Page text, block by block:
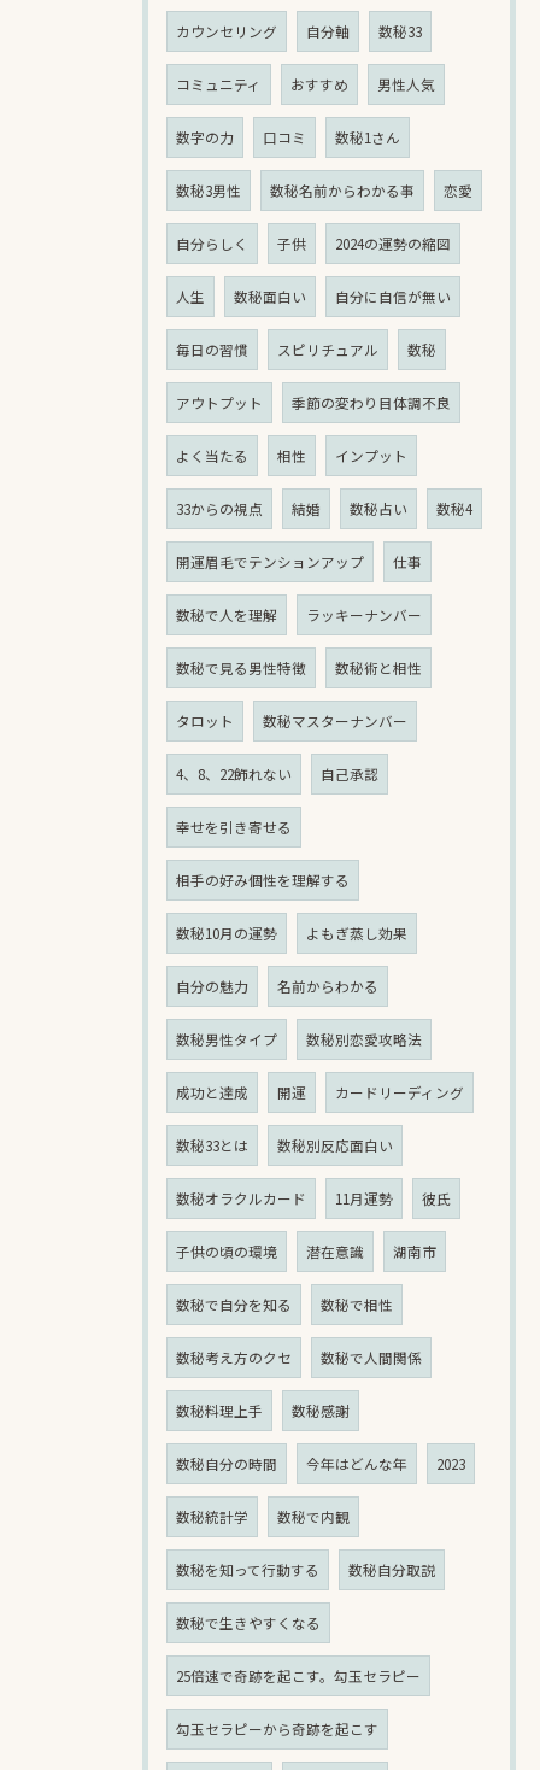
カウンセリング 自分軸 数秘33
コミュニティ おすすめ 男性人気
数字の力 口コミ 数秘1さん
数秘3男性 数秘名前からわかる事 恋愛
自分らしく 子供 2024の運勢の縮図
人生 数秘面白い 自分に自信が無い
毎日の習慣 スピリチュアル 数秘
アウトプット 季節の変わり目体調不良
よく当たる 相性 インプット
33からの視点 結婚 数秘占い 数秘4
開運眉毛でテンションアップ 仕事
数秘で人を理解 ラッキーナンバー
数秘で見る男性特徴 数秘術と相性
タロット 数秘マスターナンバー
4、8、22飾れない 自己承認
幸せを引き寄せる
相手の好み個性を理解する
数秘10月の運勢 よもぎ蒸し効果
自分の魅力 名前からわかる
数秘男性タイプ 数秘別恋愛攻略法
成功と達成 開運 カードリーディング
数秘33とは 数秘別反応面白い
数秘オラクルカード 11月運勢 彼氏
子供の頃の環境 潜在意識 湖南市
数秘で自分を知る 数秘で相性
数秘考え方のクセ 数秘で人間関係
数秘料理上手 数秘感謝
数秘自分の時間 今年はどんな年 2023
数秘統計学 数秘で内観
数秘を知って行動する 数秘自分取説
数秘で生きやすくなる
25倍速で奇跡を起こす。勾玉セラピー
勾玉セラピーから奇跡を起こす